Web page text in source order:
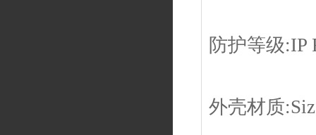
防护等级:IP
外壳材质